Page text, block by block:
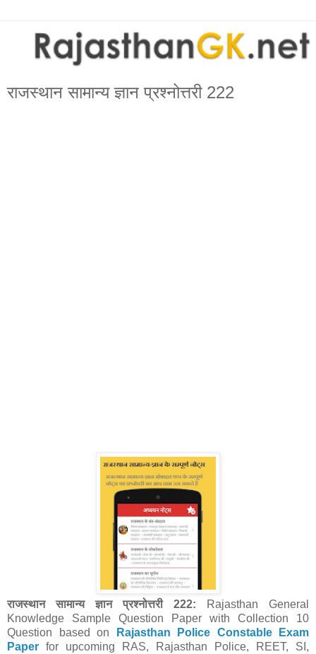
राजस्थान सामान्य ज्ञान प्रश्नोत्तरी 222
राजस्थान सामान्य ज्ञान प्रश्नोत्तरी 222: Rajasthan General
Knowledge Sample Question Paper with Collection 10
Question
based on
Rajasthan Police Constable Exam
Paper for upcoming RAS, Rajasthan Police, REET, SI,